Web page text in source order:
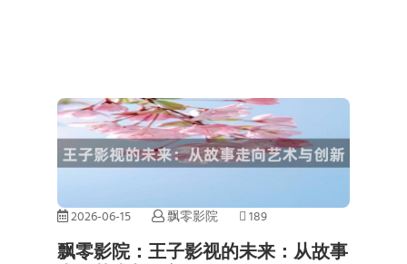
2026-06-15 飘零影院 189
飘零影院：王子影视的未来：从故事